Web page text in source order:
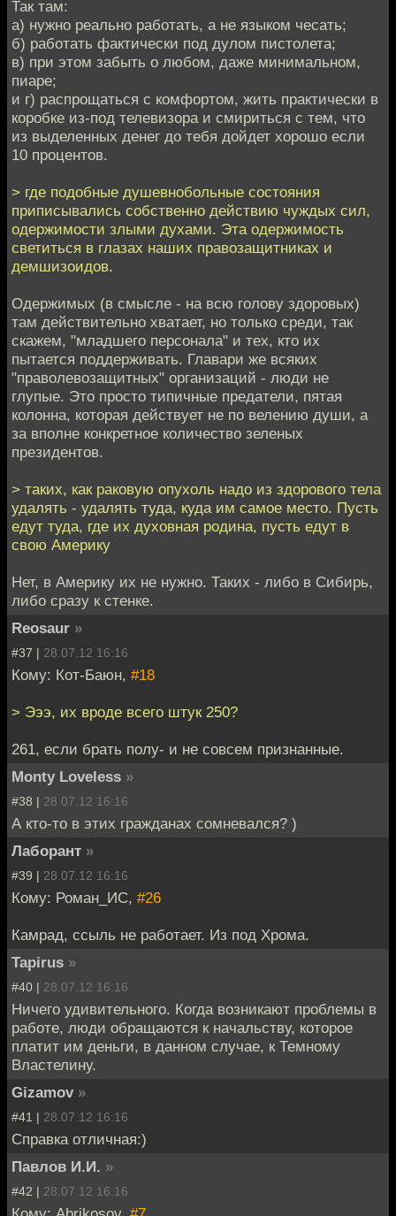
Так там:
а) нужно реально работать, а не языком чесать;
б) работать фактически под дулом пистолета;
в) при этом забыть о любом, даже минимальном,
пиаре;
и г) распрощаться с комфортом, жить практически в
коробке из-под телевизора и смириться с тем, что
из выделенных денег до тебя дойдет хорошо если
10 процентов.
> где подобные душевнобольные состояния
приписывались собственно действию чуждых сил,
одержимости злыми духами. Эта одержимость
светиться в глазах наших правозащитниках и
демшизоидов.
Одержимых (в смысле - на всю голову здоровых)
там действительно хватает, но только среди, так
скажем, "младшего персонала" и тех, кто их
пытается поддерживать. Главари же всяких
"праволевозащитных" организаций - люди не
глупые. Это просто типичные предатели, пятая
колонна, которая действует не по велению души, а
за вполне конкретное количество зеленых
президентов.
> таких, как раковую опухоль надо из здорового тела
удалять - удалять туда, куда им самое место. Пусть
едут туда, где их духовная родина, пусть едут в
свою Америку
Нет, в Америку их не нужно. Таких - либо в Сибирь,
либо сразу к стенке.
Reosaur »
#37 | 28.07.12 16:16
Кому: Кот-Баюн, #18
> Эээ, их вроде всего штук 250?
261, если брать полу- и не совсем признанные.
Monty Loveless »
#38 | 28.07.12 16:16
А кто-то в этих гражданах сомневался? )
Лаборант »
#39 | 28.07.12 16:16
Кому: Роман_ИС, #26
Камрад, ссыль не работает. Из под Хрома.
Tapirus »
#40 | 28.07.12 16:16
Ничего удивительного. Когда возникают проблемы в
работе, люди обращаются к начальству, которое
платит им деньги, в данном случае, к Темному
Властелину.
Gizamov »
#41 | 28.07.12 16:16
Справка отличная:)
Павлов И.И. »
#42 | 28.07.12 16:16